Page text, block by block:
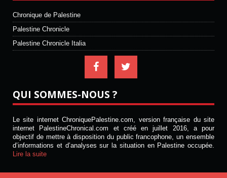
Chronique de Palestine
Palestine Chronicle
Palestine Chronicle Italia
QUI SOMMES-NOUS ?
Le site internet ChroniquePalestine.com, version française du site
internet PalestineChronical.com et créé en juillet 2016, a pour
objectif de mettre à disposition du public francophone, un ensemble
d’informations et d’analyses sur la situation en Palestine occupée.
Lire la suite